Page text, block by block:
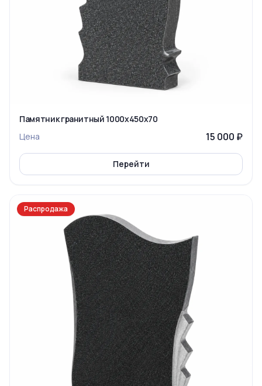
Памятник гранитный 1000x450x70
Цена
15 000 ₽
Перейти
Распродажа